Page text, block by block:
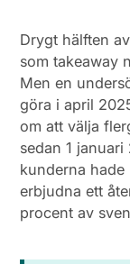
Drygt hälften
som takeaway
Men en
göra i april
om att välja
sedan 1
kunderna
erbjudna ett
procent av